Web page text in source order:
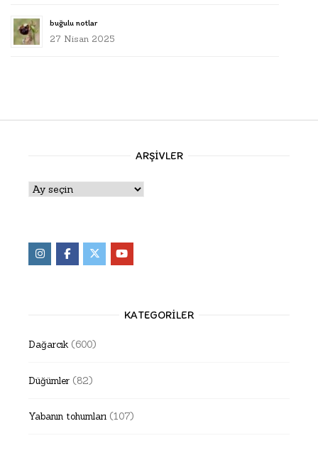
buğulu notlar
27 Nisan 2025
ARŞIVLER
Arşivler
KATEGORILER
Dağarcık (600)
Düğümler (82)
Yabanın tohumları (107)